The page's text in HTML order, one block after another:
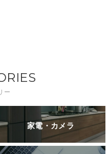
ー
家電・カメラ